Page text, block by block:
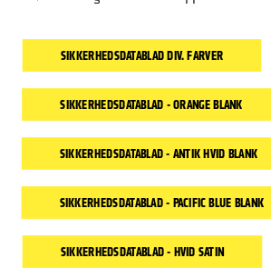
SIKKERHEDSDATABLAD DIV. FARVER
SIKKERHEDSDATABLAD - ORANGE BLANK
SIKKERHEDSDATABLAD - ANTIK HVID BLANK
SIKKERHEDSDATABLAD - PACIFIC BLUE BLANK
SIKKERHEDSDATABLAD - HVID SATIN